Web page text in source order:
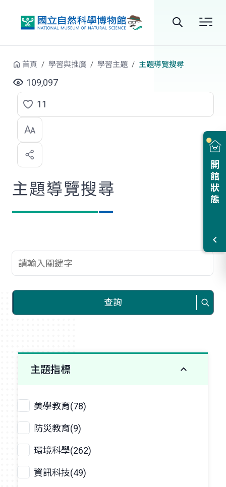
站
尋
開館狀態
首頁 學習與推廣 學習主題 主題導覽搜尋
109,097
點
選
喜
歡
11
主題導覽搜尋
查詢關鍵字
查詢
主題指標
美學教育(78)
防災教育(9)
環境科學(262)
資訊科技(49)